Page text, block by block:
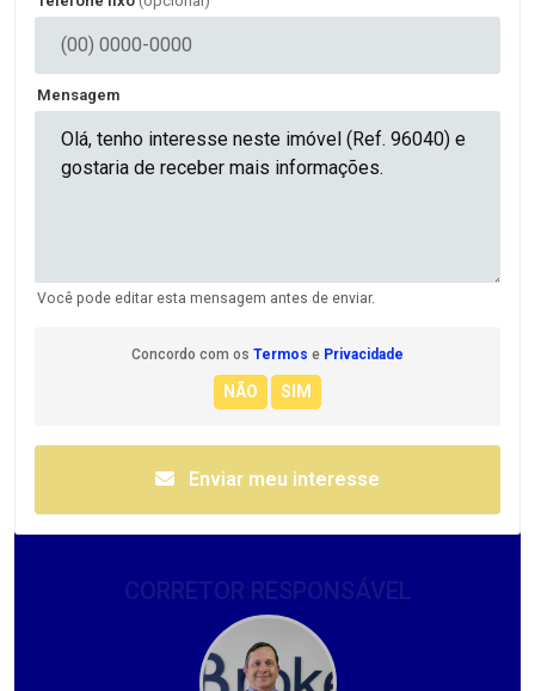
Mensagem
Você pode editar esta mensagem antes de enviar.
Concordo com os Termos e Privacidade
Enviar meu interesse